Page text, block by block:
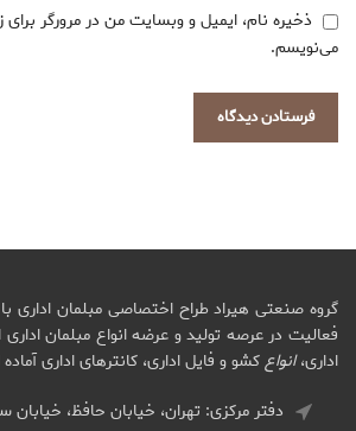
ذخیره نام، ایمیل و وبسایت من در مرورگر برای
می‌نویسم.
فعالیت در عرصه تولید و عرضه انواع مبلمان اداری
اداری،انواعکشو و فایل اداری، کانترهای اداری
دفتر مرکزی: تهران، خیابان حافظ، خیابان